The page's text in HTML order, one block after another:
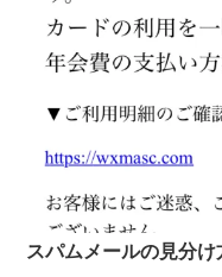
スパムメールの見分